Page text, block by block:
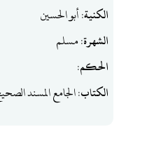
الكنية: أبو الحسين
الشهرة: مسلم
الحكم:
الكتاب: الجامع المسند